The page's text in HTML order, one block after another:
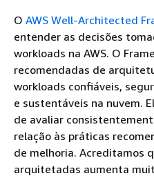
O AWS Well-Architected
entender as decisões
workloads na AWS. O
recomendadas de
workloads confiáveis,
e sustentáveis na nuvem.
de avaliar
relação às práticas
de melhoria. Acreditamos
arquitetadas aumenta